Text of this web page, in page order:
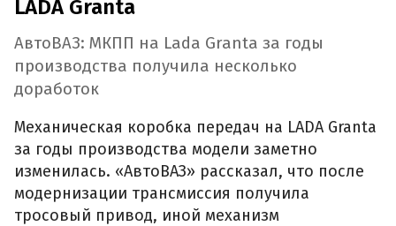
LADA Granta
АвтоВАЗ: МКПП на Lada Granta за годы
производства получила несколько
доработок
Механическая коробка передач на LADA Granta
за годы производства модели заметно
изменилась. «АвтоВАЗ» рассказал, что после
модернизации трансмиссия получила
тросовый привод, иной механизм